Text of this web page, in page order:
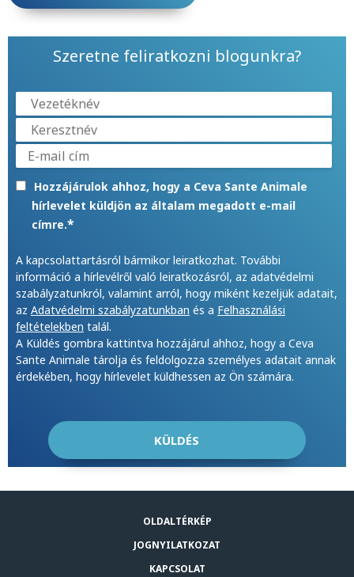
Szeretne feliratkozni blogunkra?
Hozzájárulok ahhoz, hogy a Ceva Sante Animale
hírlevelet küldjön az általam megadott e-mail
címre.*
A kapcsolattartásról bármikor leiratkozhat. További
információ a hírlevélről való leiratkozásról, az adatvédelmi
szabályzatunkról, valamint arról, hogy miként kezeljük adatait,
az Adatvédelmi szabályzatunkban és a Felhasználási
feltételekben talál.
A Küldés gombra kattintva hozzájárul ahhoz, hogy a Ceva
Sante Animale tárolja és feldolgozza személyes adatait annak
érdekében, hogy hírlevelet küldhessen az Ön számára.
OLDALTÉRKÉP
JOGNYILATKOZAT
KAPCSOLAT